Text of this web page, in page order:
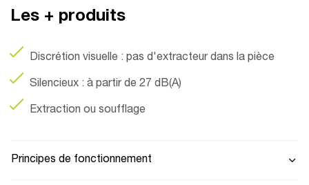
Les + produits
Discrétion visuelle : pas d'extracteur dans la pièce
Silencieux : à partir de 27 dB(A)
Extraction ou soufflage
Principes de fonctionnement